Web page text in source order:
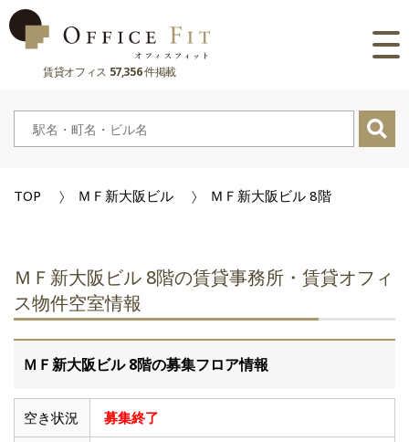
賃貸オフィス 57,356件掲載
路線
大阪府
奈良県
主要駅
兵庫県
奈良県
滋賀県
市区町村
京都府
兵庫県
奈良県
滋賀県
TOP ＭＦ新大阪ビル ＭＦ新大阪ビル 8階
ＭＦ新大阪ビル 8階の賃貸事務所・賃貸オフィ
ス物件空室情報
ＭＦ新大阪ビル 8階の募集フロア情報
空き状況 募集終了